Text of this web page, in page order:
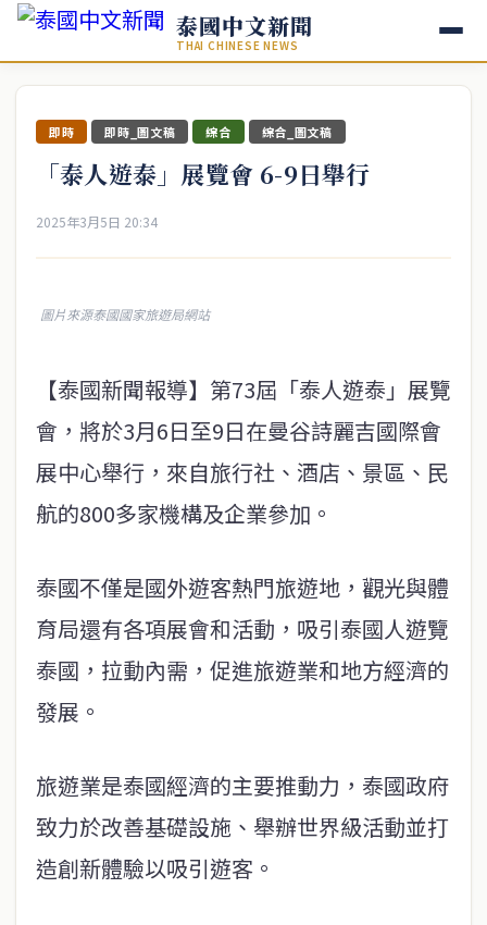
泰國中文新聞
THAI CHINESE NEWS
即時 即時_圖文稿 綜合 綜合_圖文稿
「泰人遊泰」展覽會 6-9日舉行
2025年3月5日 20:34
圖片來源泰國國家旅遊局網站
【泰國新聞報導】第73屆「泰人遊泰」展覽
會，將於3月6日至9日在曼谷詩麗吉國際會
展中心舉行，來自旅行社、酒店、景區、民
航的800多家機構及企業參加。
泰國不僅是國外遊客熱門旅遊地，觀光與體
育局還有各項展會和活動，吸引泰國人遊覽
泰國，拉動內需，促進旅遊業和地方經濟的
發展。
旅遊業是泰國經濟的主要推動力，泰國政府
致力於改善基礎設施、舉辦世界級活動並打
造創新體驗以吸引遊客。